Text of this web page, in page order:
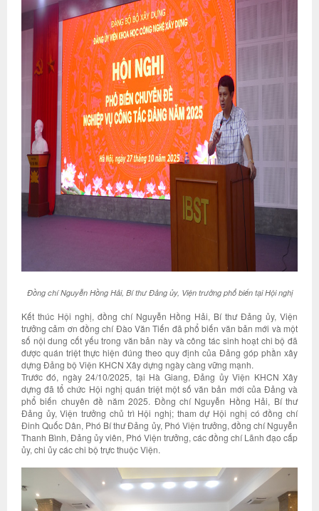
Đồng chí Nguyễn Hồng Hải, Bí thư Đảng ủy, Viện trưởng phổ biến tại Hội nghị
Kết thúc Hội nghị, đồng chí Nguyễn Hồng Hải, Bí thư Đảng ủy, Viện
trưởng cảm ơn đồng chí Đào Văn Tiến đã phổ biến văn bản mới và một
số nội dung cốt yếu trong văn bản này và công tác sinh hoạt chi bộ đã
được quán triệt thực hiện đúng theo quy định của Đảng góp phần xây
dựng Đảng bộ Viện KHCN Xây dựng ngày càng vững mạnh.
Trước đó, ngày 24/10/2025, tại Hà Giang, Đảng ủy Viện KHCN Xây
dựng đã tổ chức Hội nghị quán triệt một số văn bản mới của Đảng và
phổ biến chuyên đề năm 2025. Đồng chí Nguyễn Hồng Hải, Bí thư
Đảng ủy, Viện trưởng chủ trì Hội nghị; tham dự Hội nghị có đồng chí
Đinh Quốc Dân, Phó Bí thư Đảng ủy, Phó Viện trưởng, đồng chí Nguyễn
Thanh Bình, Đảng ủy viên, Phó Viện trưởng, các đồng chí Lãnh đạo cấp
ủy, chi ủy các chi bộ trực thuộc Viện.